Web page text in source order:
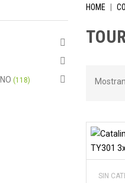
HOME
SIN
(118)